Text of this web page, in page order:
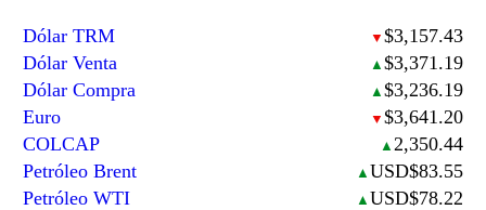
Dólar TRM ▼ $3,157.43
Dólar Venta
▲ $3,371.19
Dólar Compra
▲ $3,236.19
Euro
▼ $3,641.20
COLCAP
▲ 2,350.44
Petróleo Brent
▲ USD$83.55
Petróleo WTI
▲ USD$78.22